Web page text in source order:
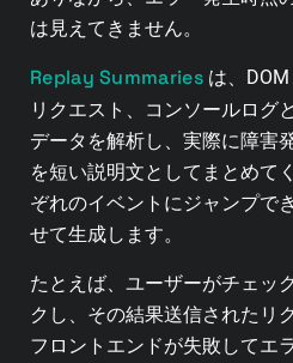
は見えてきません。
Replay Summariesは、DOM
リクエスト、コンソールログ
データを解析し、実際に障害
を短い説明文としてまとめて
ぞれのイベントにジャンプで
せて生成します。
たとえば、ユーザーがチェッ
クし、その結果送信されたリ
フロントエンドが失敗してエ